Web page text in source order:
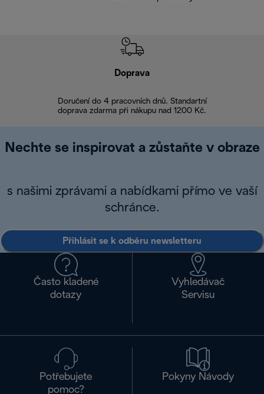
Doprava
Doručení do 4 pracovních dnů. Standartní
doprava zdarma při nákupu nad 1200 Kč.
Nechte se inspirovat a zůstaňte v obraze
s našimi zprávami a nabídkami přímo ve vaší
schránce.
Přihlásit se k odběru newsletteru
Často kladené
dotazy
Vyhledávač
Servisu
Potřebujete
pomoc?
Pokyny Návody